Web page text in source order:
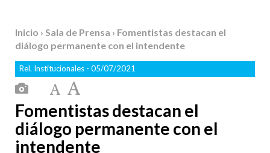
Inicio › Sala de Prensa › Fomentistas destacan el
diálogo permanente con el intendente
Rel. Institucionales - 05/07/2021
Fomentistas destacan el
diálogo permanente con el
intendente